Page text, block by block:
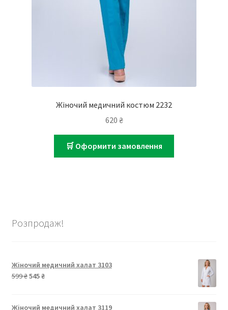
Жіночий медичний костюм 2232
620 ₴
🛒 Оформити замовлення
Розпродаж!
Жіночий медичний халат 3103
599₴Оригінальна
545₴Поточна
Жіночий медичний халат 3119